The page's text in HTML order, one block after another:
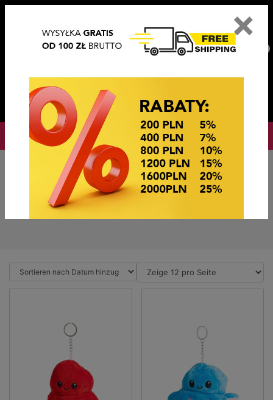
OKAZJE CENOWE
PROMOTIONSL
×